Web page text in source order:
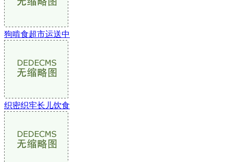
狗啃食超市运送中
织密织牢长儿饮食